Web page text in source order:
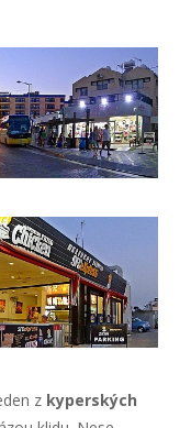
z kyperských